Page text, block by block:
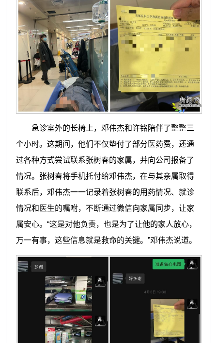
急诊室外的长椅上，邓伟杰和许铭陪伴了整整三
个小时。这期间，他们不仅垫付了部分医药费，还通
过各种方式尝试联系张树春的家属，并向公司报备了
情况。张树春将手机托付给邓伟杰，在与其亲属取得
联系后，邓伟杰一一记录着张树春的用药情况、就诊
情况和医生的嘱咐，不断通过微信向家属同步，让家
属安心。“这是对他负责，也是为了让他的家人放心，
万一有事，这些信息就是救命的关键。”邓伟杰说道。